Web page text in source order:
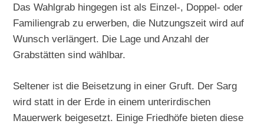
Das Wahlgrab hingegen ist als Einzel-, Doppel- oder
Familiengrab zu erwerben, die Nutzungszeit wird auf
Wunsch verlängert. Die Lage und Anzahl der
Grabstätten sind wählbar.
Seltener ist die Beisetzung in einer Gruft. Der Sarg
wird statt in der Erde in einem unterirdischen
Mauerwerk beigesetzt. Einige Friedhöfe bieten diese